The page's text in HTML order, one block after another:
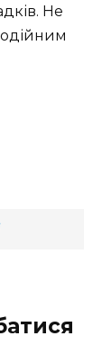
Не